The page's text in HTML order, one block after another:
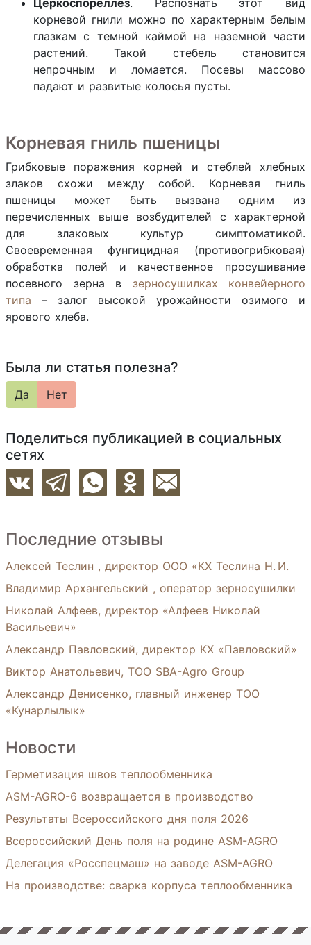
Церкоспореллез. Распознать этот вид
корневой гнили можно по характерным белым
глазкам с темной каймой на наземной части
растений. Такой стебель становится
непрочным и ломается. Посевы массово
падают и развитые колосья пусты.
Корневая гниль пшеницы
Грибковые поражения корней и стеблей хлебных
злаков схожи между собой. Корневая гниль
пшеницы может быть вызвана одним из
перечисленных выше возбудителей с характерной
для злаковых культур симптоматикой.
Своевременная фунгицидная (противогрибковая)
обработка полей и качественное просушивание
посевного зерна в зерносушилках конвейерного
типа – залог высокой урожайности озимого и
ярового хлеба.
Последние отзывы
Алексей Теслин , директор ООО «КХ Теслина Н. И.
Владимир Архангельский , оператор зерносушилки
Николай Алфеев, директор «Алфеев Николай
Васильевич»
Александр Павловский, директор КХ «Павловский»
Виктор Анатольевич, ТОО SBA-Agro Group
Александр Денисенко, главный инженер ТОО
«Кунарлылык»
Новости
Герметизация швов теплообменника
ASM-AGRO-6 возвращается в производство
Результаты Всероссийского дня поля 2026
Всероссийский День поля на родине ASM-AGRO
Делегация «Росспецмаш» на заводе ASM-AGRO
На производстве: сварка корпуса теплообменника
Была ли статья полезна?
Да Нет
Поделиться публикацией в социальных
сетях